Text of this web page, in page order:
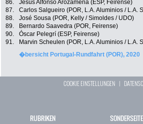
86.
Jesús Alfonso Arozamena (ESP, Feirense)
87.
Carlos Salgueiro (POR, L.A. Aluminios / L.A.
88.
José Sousa (POR, Kelly / Simoldes / UDO)
89.
Bernardo Saavedra (POR, Feirense)
90.
Óscar Pelegrí (ESP, Feirense)
91.
Marvin Scheulen (POR, L.A. Aluminios / L.A.
�bersicht Portugal-Rundfahrt (POR), 2020
COOKIE EINSTELLUNGEN |
RUBRIKEN